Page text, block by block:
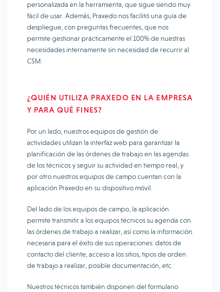
personalizada en la herramienta, que sigue siendo muy
fácil de usar. Además, Praxedo nos facilitó una guía de
despliegue, con preguntas frecuentes, que nos
permite gestionar prácticamente el 100% de nuestras
necesidades internamente sin necesidad de recurrir al
CSM.
¿QUIÉN UTILIZA PRAXEDO EN LA EMPRESA
Y PARA QUÉ FINES?
Por un lado, nuestros equipos de gestión de
actividades utilizan la interfaz web para garantizar la
planificación de las órdenes de trabajo en las agendas
de los técnicos y seguir su actividad en tiempo real, y
por otro nuestros equipos de campo cuentan con la
aplicación Praxedo en su dispositivo móvil.
Del lado de los equipos de campo, la aplicación
permite transmitir a los equipos técnicos su agenda con
las órdenes de trabajo a realizar, así como la información
necesaria para el éxito de sus operaciones: datos de
contacto del cliente, acceso a los sitios, tipos de orden
de trabajo a realizar, posible documentación, etc.
Nuestros técnicos también disponen del formulario